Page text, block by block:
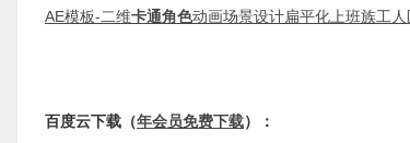
AE模板-二维卡通角色动画场景设计扁平化上班族工
百度云下载（年会员免费下载）：